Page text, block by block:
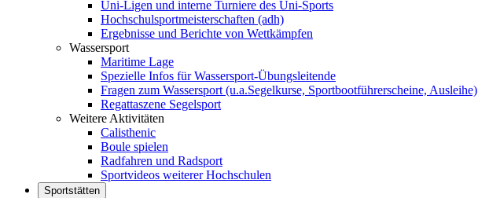
Uni-Ligen und interne Turniere des Uni-Sports
Hochschulsportmeisterschaften (adh)
Ergebnisse und Berichte von Wettkämpfen
Wassersport
Maritime Lage
Spezielle Infos für Wassersport-Übungsleitende
Fragen zum Wassersport (u.a.Segelkurse, Sportbootführerscheine, Ausleihe)
Regattaszene Segelsport
Weitere Aktivitäten
Calisthenic
Boule spielen
Radfahren und Radsport
Sportvideos weiterer Hochschulen
Sportstätten